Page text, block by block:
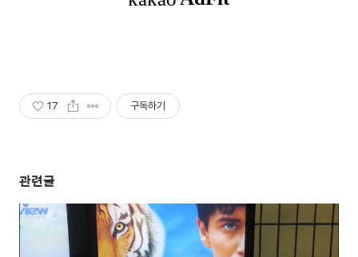
17 구독하기
관련글